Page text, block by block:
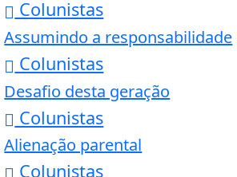
Colunistas
Assumindo a responsabilidade
Colunistas
Desafio desta geração
Colunistas
Alienação parental
Colunistas